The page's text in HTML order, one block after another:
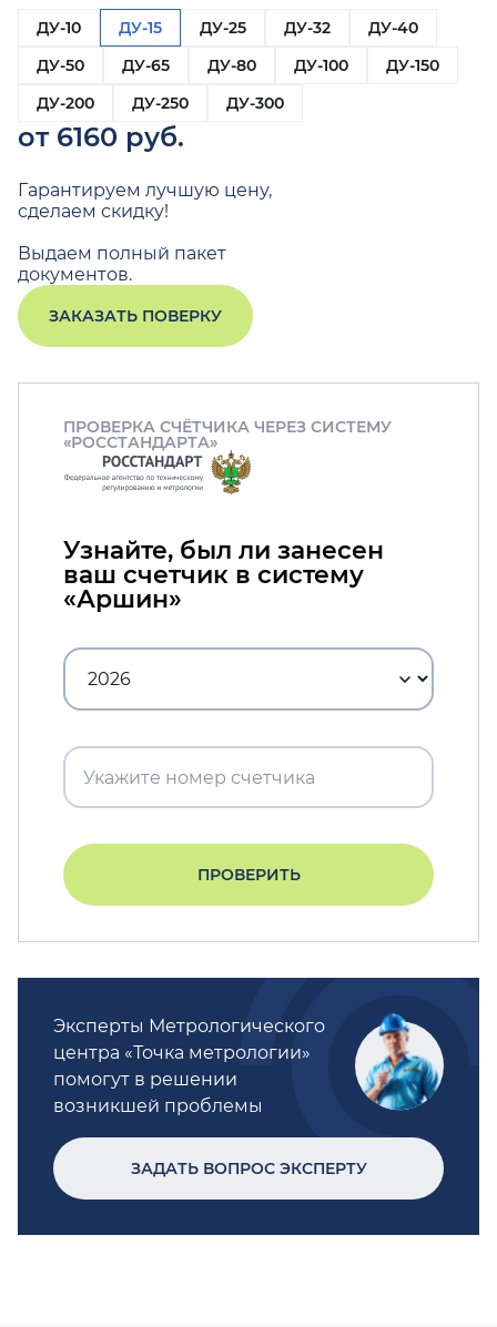
ДУ-10
ДУ-15 ДУ-25 ДУ-32
ДУ-40
ДУ-50
ДУ-65 ДУ-80 ДУ-100
ДУ-150
ДУ-200
ДУ-250 ДУ-300
от 6160 руб.
Гарантируем лучшую цену,
сделаем скидку!
Выдаем полный пакет
документов.
ЗАКАЗАТЬ ПОВЕРКУ
ПРОВЕРКА СЧЁТЧИКА ЧЕРЕЗ СИСТЕМУ
«РОССТАНДАРТА»
Узнайте, был ли занесен
ваш счетчик в систему
«Аршин»
ПРОВЕРИТЬ
Эксперты Метрологического
центра «Точка метрологии»
помогут в решении
возникшей проблемы
ЗАДАТЬ ВОПРОС ЭКСПЕРТУ